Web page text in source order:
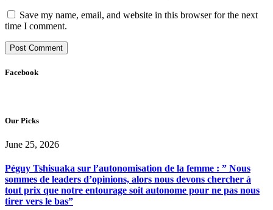
Save my name, email, and website in this browser for the next
time I comment.
Facebook
Our Picks
June 25, 2026
Péguy Tshisuaka sur l’autonomisation de la femme : ” Nous
sommes de leaders d’opinions, alors nous devons chercher à
tout prix que notre entourage soit autonome pour ne pas nous
tirer vers le bas”